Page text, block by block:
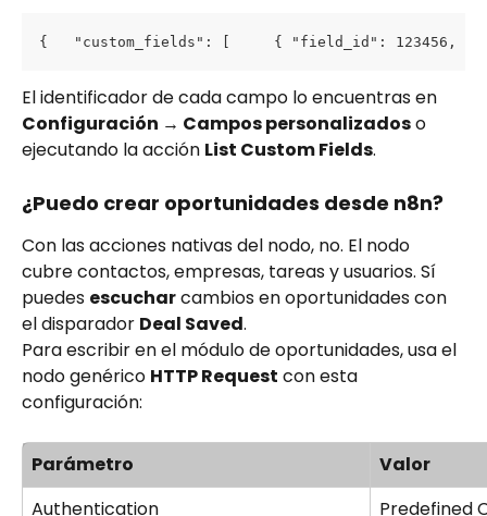
{   "custom_fields": [     { "field_id": 123456,
El identificador de cada campo lo encuentras en
Configuración → Campos personalizados o
ejecutando la acción List Custom Fields.
¿Puedo crear oportunidades desde n8n?
Con las acciones nativas del nodo, no. El nodo
cubre contactos, empresas, tareas y usuarios. Sí
puedes escuchar cambios en oportunidades con
el disparador Deal Saved.
Para escribir en el módulo de oportunidades, usa el
nodo genérico HTTP Request con esta
configuración:
Parámetro
Valor
Authentication
Predefined